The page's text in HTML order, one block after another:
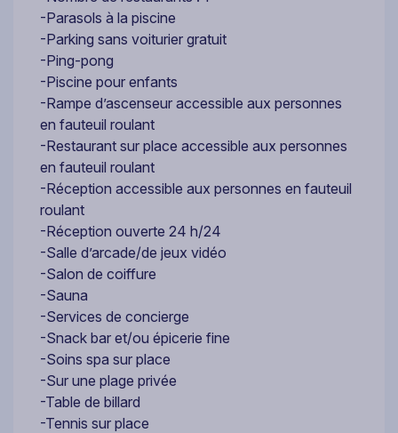
-Parasols à la piscine
-Parking sans voiturier gratuit
-Ping-pong
-Piscine pour enfants
-Rampe d’ascenseur accessible aux personnes
en fauteuil roulant
-Restaurant sur place accessible aux personnes
en fauteuil roulant
-Réception accessible aux personnes en fauteuil
roulant
-Réception ouverte 24 h/24
-Salle d’arcade/de jeux vidéo
-Salon de coiffure
-Sauna
-Services de concierge
-Snack bar et/ou épicerie fine
-Soins spa sur place
-Sur une plage privée
-Table de billard
-Tennis sur place